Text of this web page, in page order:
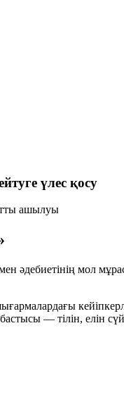
үлес қосу
ашылуы
әдебиетінің мол
— тілін, елін